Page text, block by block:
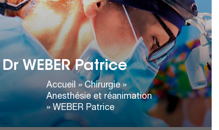
Dr WEBER Patrice
Accueil » Chirurgie»
Anesthésie et réanimation
» WEBER Patrice
Cabinet de consultation :
Tél :04 93 88 85 00
Fax :04 93 88 64 00
Adresse :Palais Nadaud
24 Avenue Georges Clemenceau
06000 Nice